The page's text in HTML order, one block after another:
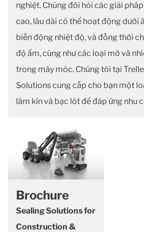
nghiệt. Chúng đòi hỏi các giải
cao, lâu dài có thể hoạt động dưới
biến động nhiệt độ, và đồng thời
độ ẩm, cũng như các loại mỡ và
trong máy móc. Chúng tôi tại
Solutions cung cấp cho bạn một
làm kín và bạc lót để đáp ứng nhu
Brochure
Sealing Solutions for
Construction &